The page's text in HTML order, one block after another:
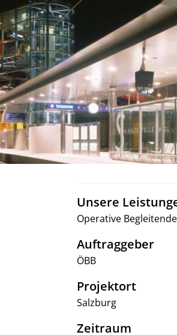
Unsere
Operative
Auftraggeber
ÖBB
Projektort
Salzburg
Zeitraum